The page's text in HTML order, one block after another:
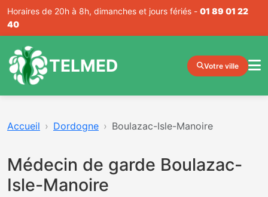
Horaires de 20h à 8h, dimanches et jours fériés - 01 89 01 22
40
TELMED Votre ville
Accueil Dordogne Boulazac-Isle-Manoire
Médecin de garde Boulazac-
Isle-Manoire